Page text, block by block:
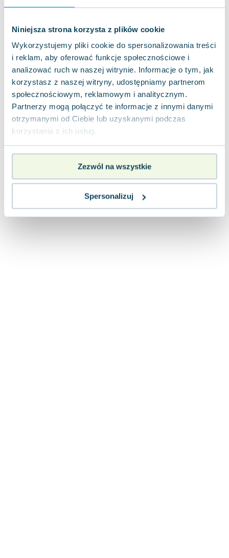
Niniejsza strona korzysta z plików cookie
Wykorzystujemy pliki cookie do spersonalizowania treści
i reklam, aby oferować funkcje społecznościowe i
analizować ruch w naszej witrynie. Informacje o tym, jak
korzystasz z naszej witryny, udostępniamy partnerom
społecznościowym, reklamowym i analitycznym.
Partnerzy mogą połączyć te informacje z innymi danymi
otrzymanymi od Ciebie lub uzyskanymi podczas
korzystania z ich usług.
Zezwól na wszystkie
Spersonalizuj